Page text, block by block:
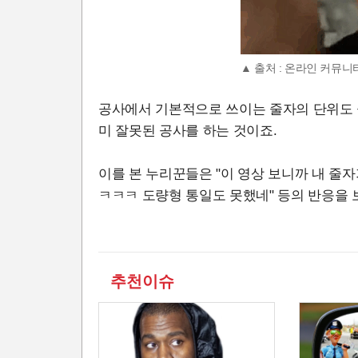
▲ 출처 : 온라인 커뮤니
공사에서 기본적으로 쓰이는 줄자의 단위
미 잘못된 공사를 하는 것이죠.
이를 본 누리꾼들은 "이 영상 보니까 내 줄
ㅋㅋㅋ 도량형 통일도 못했네" 등의 반응을
추천이슈